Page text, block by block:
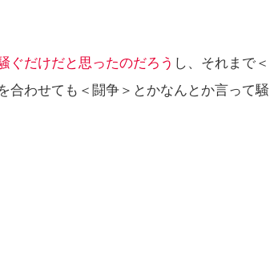
ぐだけだと思ったのだろう し、それまで＜
合わせても＜闘争＞とかなんとか言って騒